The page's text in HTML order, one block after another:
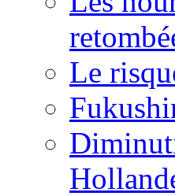
Le